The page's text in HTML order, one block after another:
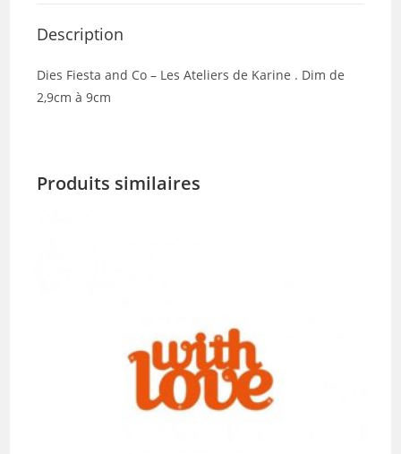
Description
Dies Fiesta and Co – Les Ateliers de Karine . Dim de
2,9cm à 9cm
Produits similaires